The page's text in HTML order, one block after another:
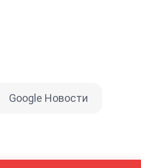
Google Новости